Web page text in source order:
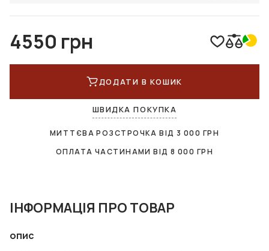
4550 грн
ДОДАТИ В КОШИК
ШВИДКА ПОКУПКА
МИТТЄВА РОЗСТРОЧКА ВІД 3 000 ГРН
ОПЛАТА ЧАСТИНАМИ ВІД8 000 ГРН
ІНФОРМАЦІЯ ПРО ТОВАР
опис